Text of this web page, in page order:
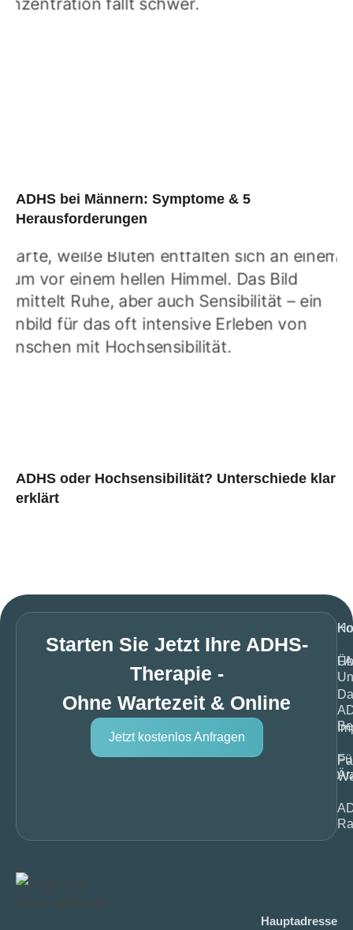
ADHS bei Männern: Symptome & 5
Herausforderungen
ADHS oder Hochsensibilität? Unterschiede klar
erklärt
Starten Sie Jetzt Ihre ADHS-
Therapie -
Ohne Wartezeit & Online
Jetzt kostenlos Anfragen
Hauptadresse